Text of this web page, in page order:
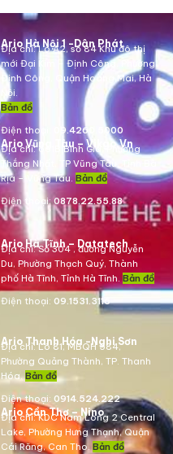
Ario Hà Nội 1 -Dân Phát
Địa chỉ:Lô A2, số 84 Khu đô thị
mới Đại Kim – Định Công, Phường
Định Công, Quận Hoàng Mai, Hà
Nội.
Bản đồ
Điện thoại:
09.4260.5000
Ario Vũng Tàu – Vikgo.Vn
Địa chỉ:661B Bình Giã, Phường
Thắng Nhất, TP Vũng Tàu, Tỉnh Bà
Rịa – Vũng Tàu. Bản đồ
Điện thoại:0878.22.55.88
Ario Hà Tĩnh – Datatech
Địa chỉ:Số 304 , đường Nguyễn
Du, Phường Thạch Quý, Thành
phố Hà Tĩnh, Tỉnh Hà Tĩnh. Bản đồ
Điện thoại: 09.1531.3116
Ario Thanh Hóa -Nghi Sơn
Địa chỉ: Lô 81, MBQH 584,
Phường Quảng Thành, TP. Thanh
Hóa.Bản đồ
Điện thoại: 0914.524.222
Ario Cần Thơ – Nino
Địa chỉ:KDC Nam Long 2 Central
Lake, Phường Hưng Thạnh, Quận
Cái Răng, Can Tho. Bản đồ